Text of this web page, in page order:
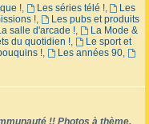
!, Les séries télé !,
Les
!,
Les pubs et produits
salle d'arcade !,
La Mode &
du quotidien !,
Le sport et
!, Les années 90,
!! Photos à thème,